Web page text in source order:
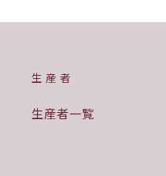
生産者
生産者一覧